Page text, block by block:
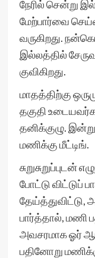
நேரில் சென்று
மேற்பார்வை
வருகிறது.
இல்லத்தில்
குவிகிறது.
மாதத்திற்கு
தகுதி
தனிக்குழு.
மணிக்கு மீட்டிங்.
சுறுசுறுப்புடன்
போட்டு விட்டுப்
தேய்த்துவிட்டு,
பார்த்தால், மணி
அவசரமாக ஓர்
பதினோறு